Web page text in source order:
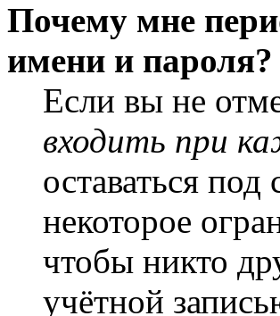
Почему мне
имени и пароля?
Если вы не
входить при
оставаться
некоторое
чтобы никто
учётной